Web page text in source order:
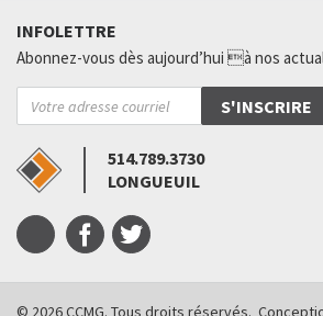
INFOLETTRE
Abonnez-vous dès aujourd’hui à nos
514.789.3730
LONGUEUIL
© 2026 CCMG. Tous droits réservés.